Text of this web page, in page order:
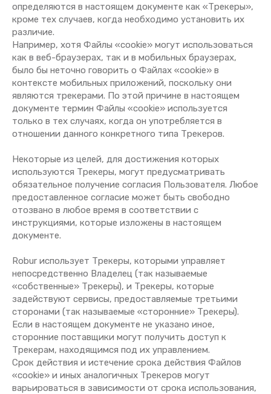
определяются в настоящем документе как «Трекеры»,
кроме тех случаев, когда необходимо установить их
различие.
Например, хотя Файлы «cookie» могут использоваться
как в веб-браузерах, так и в мобильных браузерах,
было бы неточно говорить о Файлах «cookie» в
контексте мобильных приложений, поскольку они
являются трекерами. По этой причине в настоящем
документе термин Файлы «cookie» используется
только в тех случаях, когда он употребляется в
отношении данного конкретного типа Трекеров.
Некоторые из целей, для достижения которых
используются Трекеры, могут предусматривать
обязательное получение согласия Пользователя. Любое
предоставленное согласие может быть свободно
отозвано в любое время в соответствии с
инструкциями, которые изложены в настоящем
документе.
Robur использует Трекеры, которыми управляет
непосредственно Владелец (так называемые
«собственные» Трекеры), и Трекеры, которые
задействуют сервисы, предоставляемые третьими
сторонами (так называемые «сторонние» Трекеры).
Если в настоящем документе не указано иное,
сторонние поставщики могут получить доступ к
Трекерам, находящимся под их управлением.
Срок действия и истечение срока действия Файлов
«cookie» и иных аналогичных Трекеров могут
варьироваться в зависимости от срока использования,